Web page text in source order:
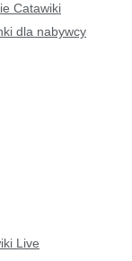
Catawiki
dla nabywcy
Live